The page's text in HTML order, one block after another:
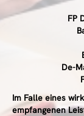
FP
De-
Im Falle eines
empfangenen